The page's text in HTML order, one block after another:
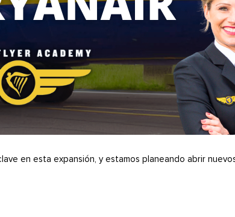
en esta expansión, y estamos planeando abrir